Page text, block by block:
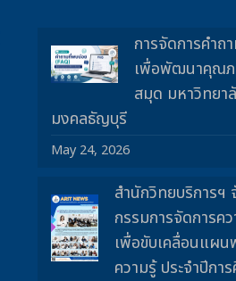
การจัดการคำ
เพื่อพัฒนาคุณภ
สมุด มหาวิทยา
มงคลธัญบุรี
May 24, 2026
สำนักวิทยบริการฯ
กรรมการจัดการค
เพื่อขับเคลื่อนแผ
ความรู้ ประจำปีกา